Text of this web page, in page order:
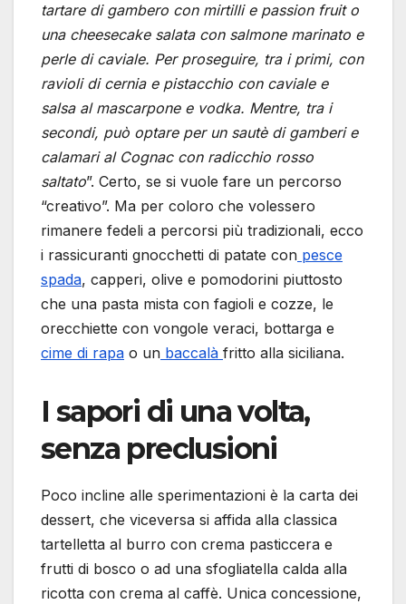
tartare di gambero con mirtilli e passion fruit o
una cheesecake salata con salmone marinato e
perle di caviale. Per proseguire, tra i primi, con
ravioli di cernia e pistacchio con caviale e
salsa al mascarpone e vodka. Mentre, tra i
secondi, può optare per un sautè di gamberi e
calamari al Cognac con radicchio rosso
saltato”. Certo, se si vuole fare un percorso
“creativo”. Ma per coloro che volessero
rimanere fedeli a percorsi più tradizionali, ecco
i rassicuranti gnocchetti di patate con pesce
spada, capperi, olive e pomodorini piuttosto
che una pasta mista con fagioli e cozze, le
orecchiette con vongole veraci, bottarga e
cime di rapa o un baccalà fritto alla siciliana.
I sapori di una volta,
senza preclusioni
Poco incline alle sperimentazioni è la carta dei
dessert, che viceversa si affida alla classica
tartelletta al burro con crema pasticcera e
frutti di bosco o ad una sfogliatella calda alla
ricotta con crema al caffè. Unica concessione,